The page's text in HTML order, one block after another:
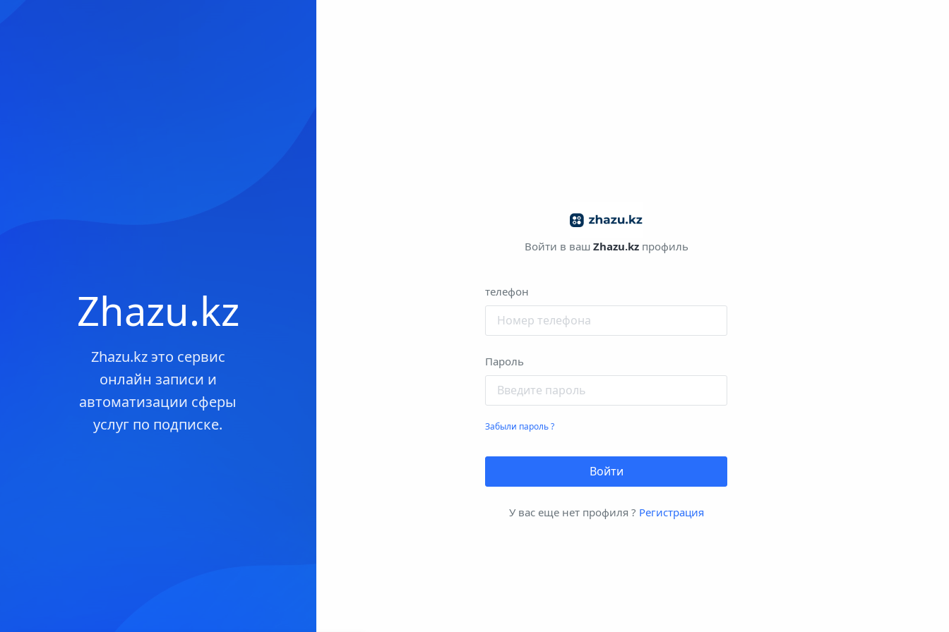
Zhazu.kz
Zhazu.kz это сервис
онлайн записи и
автоматизации сферы
услуг по подписке.
Войти в ваш Zhazu.kz профиль
телефон
Пароль
Забыли пароль ?
Войти
У вас еще нет профиля ? Регистрация